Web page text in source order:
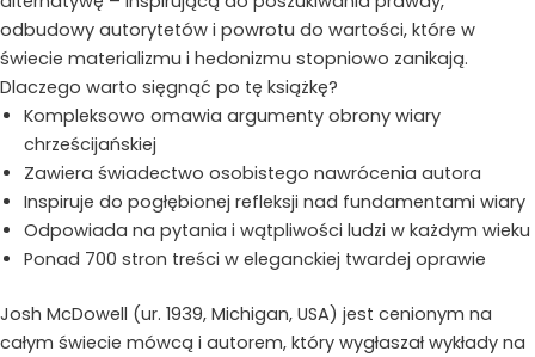
odbudowy autorytetów i powrotu do wartości, które w
świecie materializmu i hedonizmu stopniowo zanikają.
Dlaczego warto sięgnąć po tę książkę?
Kompleksowo omawia argumenty obrony wiary
chrześcijańskiej
Zawiera świadectwo osobistego nawrócenia autora
Inspiruje do pogłębionej refleksji nad fundamentami wiary
Odpowiada na pytania i wątpliwości ludzi w każdym wieku
Ponad 700 stron treści w eleganckiej twardej oprawie
Josh McDowell (ur. 1939, Michigan, USA) jest cenionym na
całym świecie mówcą i autorem, który wygłaszał wykłady na